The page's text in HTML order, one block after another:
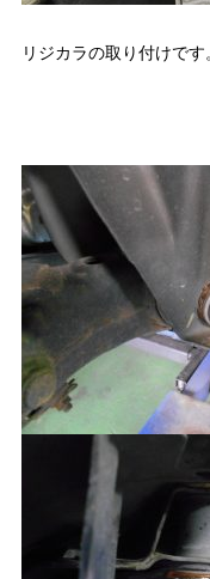
リジカラの取り付けです